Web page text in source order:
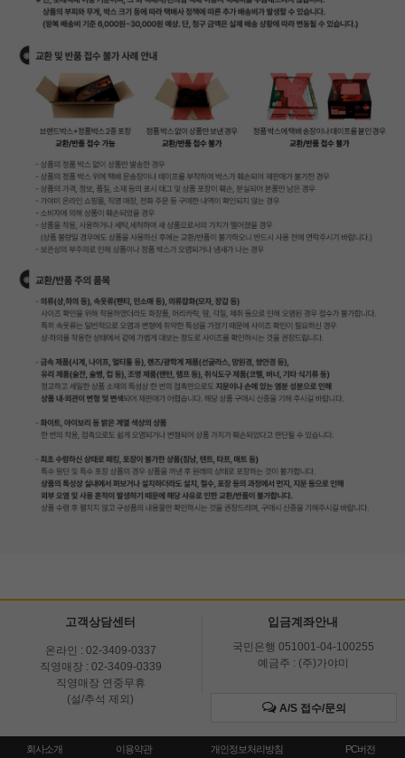
고객상담센터
온라인 : 02-3409-0337
직영매장 : 02-3409-0339
직영매장 연중무휴
(설/추석 제외)
입금계좌안내
국민은행 051001-04-100255
예금주 : (주)가야미
A/S 접수/문의
회사소개 이용약관 개인정보처리방침 PC버전